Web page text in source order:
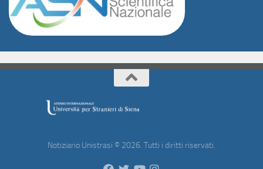
Notiziario Unistrasi © 2026. Tutti i diritti riservati.